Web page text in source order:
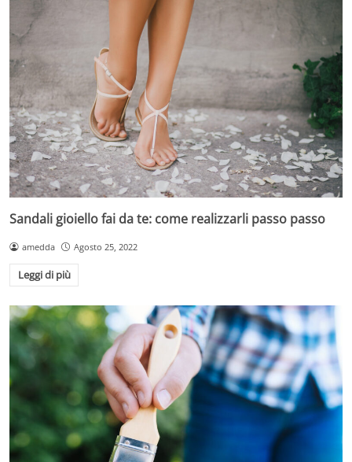
Sandali gioiello fai da te: come realizzarli passo passo
amedda Agosto 25, 2022
Leggi di più